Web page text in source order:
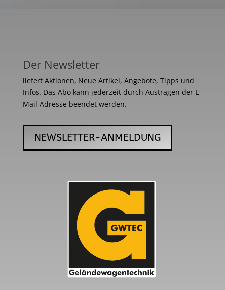
Der Newsletter
liefert Aktionen, Neue Artikel, Angebote, Tipps und
Infos. Das Abo kann jederzeit durch Austragen der E-
Mail-Adresse beendet werden.
NEWSLETTER-ANMELDUNG